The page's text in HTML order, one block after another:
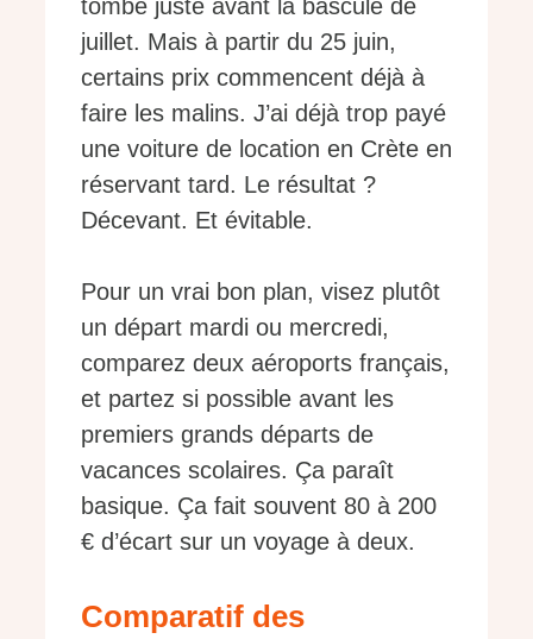
tombe juste avant la bascule de
juillet. Mais à partir du 25 juin,
certains prix commencent déjà à
faire les malins. J’ai déjà trop payé
une voiture de location en Crète en
réservant tard. Le résultat ?
Décevant. Et évitable.
Pour un vrai bon plan, visez plutôt
un départ mardi ou mercredi,
comparez deux aéroports français,
et partez si possible avant les
premiers grands départs de
vacances scolaires. Ça paraît
basique. Ça fait souvent 80 à 200
€ d’écart sur un voyage à deux.
Comparatif des